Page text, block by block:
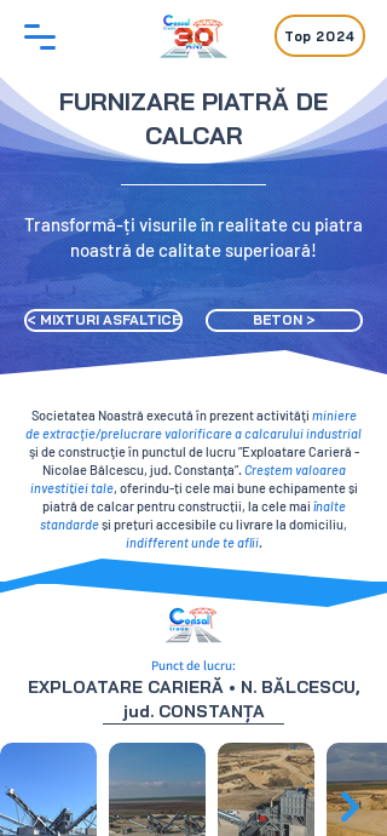
Top 2024
FURNIZARE PIATRĂ DE
CALCAR
Transformă-ți visurile în realitate cu piatra
noastră de calitate superioară!
< MIXTURI ASFALTICE BETON >
Societatea Noastră execută în prezent activităţi miniere
de extracţie/prelucrare valorificare a calcarului industrial
şi de construcţie în punctul de lucru ”Exploatare Carieră -
Nicolae Bălcescu, jud. Constanța”. Creștem valoarea
investiției tale, oferindu-ți cele mai bune echipamente și
piatră de calcar pentru construcții, la cele mai înalte
standardeși prețuri accesibile cu livrare la domiciliu,
indifferent unde te aflii.
Punct de lucru:
EXPLOATARE CARIERĂ • N. BĂLCESCU,
jud. CONSTANȚA